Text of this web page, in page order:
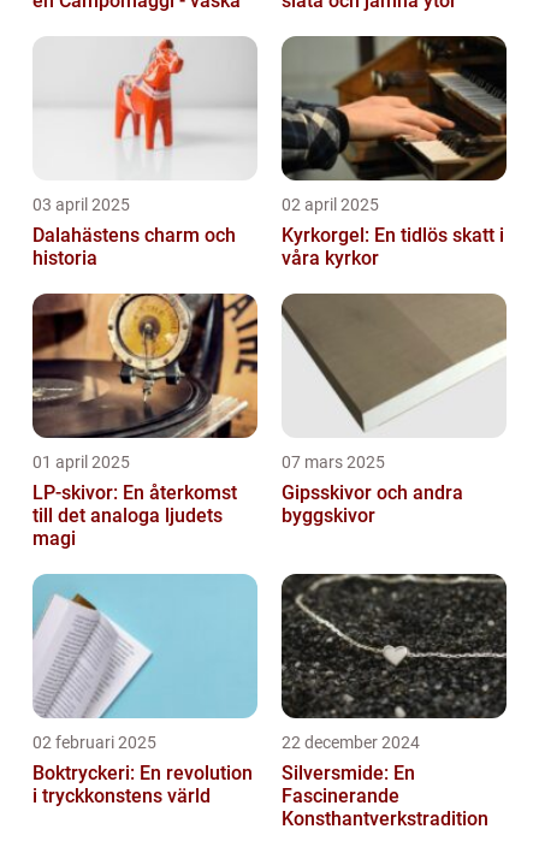
03 april 2025
Dalahästens charm och
historia
02 april 2025
Kyrkorgel: En tidlös skatt i
våra kyrkor
01 april 2025
LP-skivor: En återkomst
till det analoga ljudets
magi
07 mars 2025
Gipsskivor och andra
byggskivor
02 februari 2025
Boktryckeri: En revolution
i tryckkonstens värld
22 december 2024
Silversmide: En
Fascinerande
Konsthantverkstradition